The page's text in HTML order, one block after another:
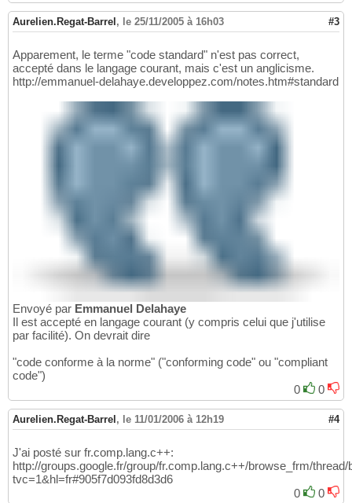
Aurelien.Regat-Barrel , le 25/11/2005 à 16h03 #3
Apparement, le terme "code standard" n'est pas correct,
accepté dans le langage courant, mais c'est un anglicisme.
http://emmanuel-delahaye.developpez.com/notes.htm#standard
Envoyé par Emmanuel Delahaye
Il est accepté en langage courant (y compris celui que j'utilise
par facilité). On devrait dire
"code conforme à la norme" ("conforming code" ou "compliant
code")
0
0
Aurelien.Regat-Barrel, le 11/01/2006 à 12h19 #4
J'ai posté sur fr.comp.lang.c++:
http://groups.google.fr/group/fr.comp.lang.c++/browse_frm/
tvc=1&hl=fr#905f7d093fd8d3d6
0
0